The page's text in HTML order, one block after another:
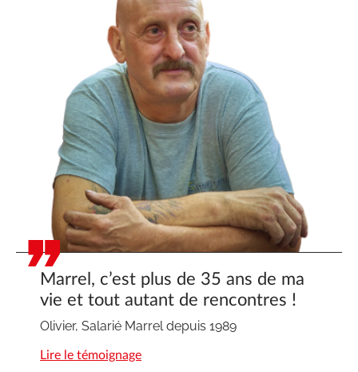
Marrel, c’est plus de 35 ans de ma
vie et tout autant de rencontres !
Olivier, Salarié Marrel depuis 1989
Lire le témoignage